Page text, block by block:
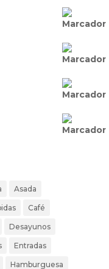
Asada
Café
Desayunos
Entradas
Hamburguesa